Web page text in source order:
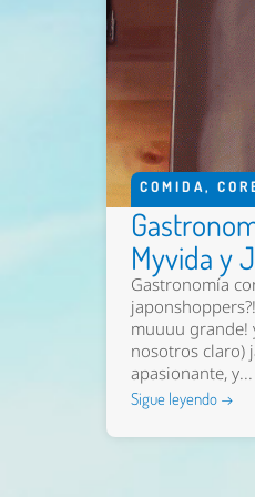
COMIDA,
Myvida y
Gastronomía
muuuu grande!
nosotros claro)
apasionante, y...
Sigue leyendo →